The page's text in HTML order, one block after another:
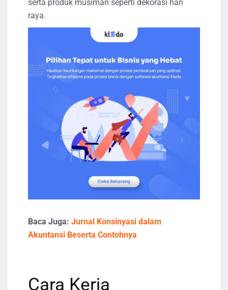
serta produk musiman seperti dekorasi hari
raya.
Baca Juga: Jurnal Konsinyasi dalam
Akuntansi Beserta Contohnya
Cara Kerja